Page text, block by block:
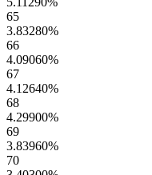
65
3.83280%
66
4.09060%
67
4.12640%
68
4.29900%
69
3.83960%
70